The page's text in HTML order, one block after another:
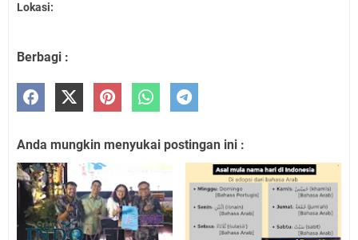
Lokasi:
Berbagi :
Anda mungkin menyukai postingan ini :